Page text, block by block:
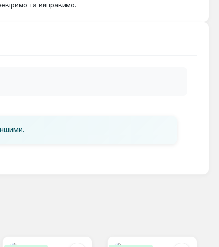
та виправимо.